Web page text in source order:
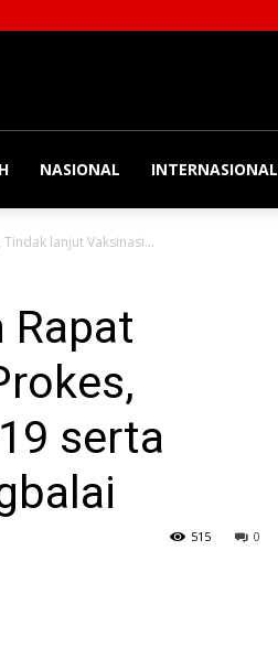
NASIONAL INTERNASIONAL
lanjut Vaksinasi...
Rapat
serta
0
515